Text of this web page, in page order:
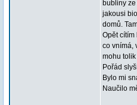
bubliny
jakousi
domů.
Opět cítím
co vnímá,
mohu
Pořád
Bylo mi
Naučilo